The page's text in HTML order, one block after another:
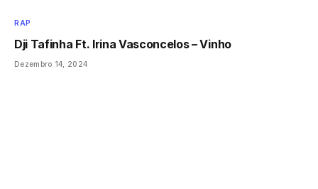
RAP
Dji Tafinha Ft. Irina Vasconcelos – Vinho
Dezembro 14, 2024